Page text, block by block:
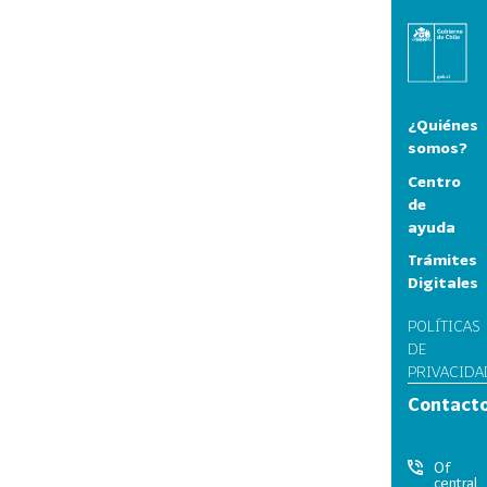
¿Quiénes
somos?
Centro
de
ayuda
Trámites
Digitales
POLÍTICAS
DE
Of
central